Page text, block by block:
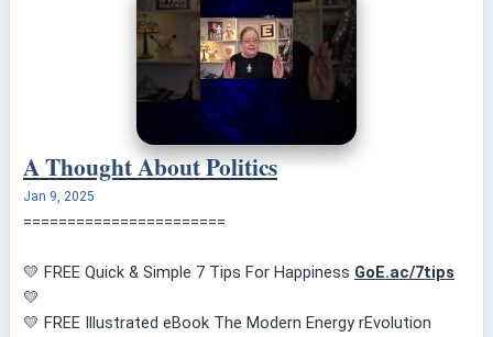
A Thought About Politics
Jan 9, 2025
=======================
💛 FREE Quick & Simple 7 Tips For Happiness GoE.ac/7tips
💛
💛 FREE Illustrated eBook The Modern Energy rEvolution